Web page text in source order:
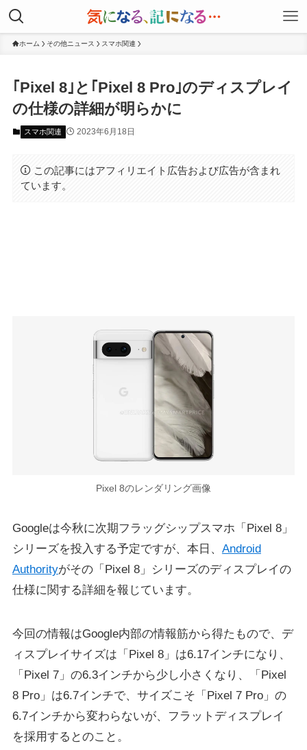
ホーム その他ニュース スマホ関連
｢Pixel 8｣と｢Pixel 8 Pro｣のディスプレイ
の仕様の詳細が明らかに
スマホ関連 2023年6月18日
この記事にはアフィリエイト広告および広告が含まれ
ています。
Pixel 8のレンダリング画像
Googleは今秋に次期フラッグシップスマホ「Pixel 8」
シリーズを投入する予定ですが、本日、 Android
Authorityがその「Pixel 8」シリーズのディスプレイの
仕様に関する詳細を報じています。
今回の情報はGoogle内部の情報筋から得たもので、デ
ィスプレイサイズは「Pixel 8」は6.17インチになり、
「Pixel 7」の6.3インチから少し小さくなり、「Pixel
8 Pro」は6.7インチで、サイズこそ「Pixel 7 Pro」の
6.7インチから変わらないが、フラットディスプレイ
を採用するとのこと。